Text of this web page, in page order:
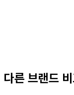
다른 브랜드